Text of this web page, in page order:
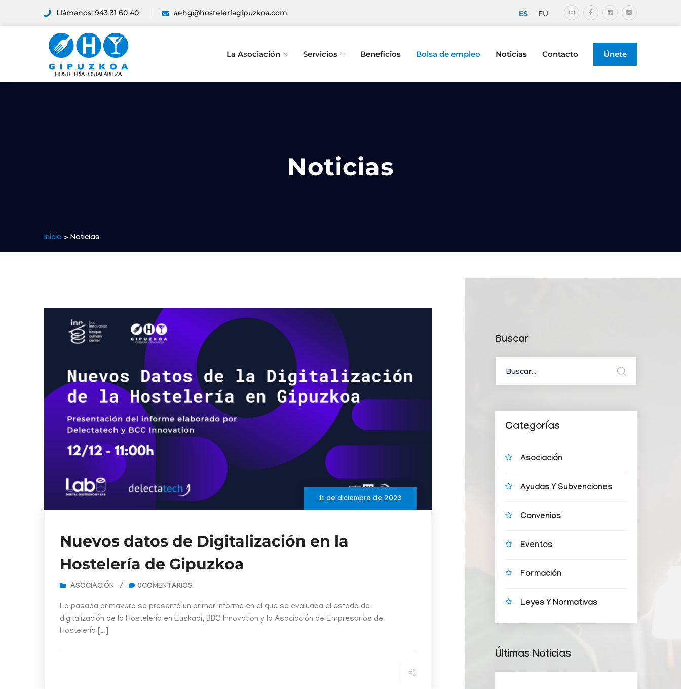
Llámanos: 943 31 60 40 aehg@hosteleriagipuzkoa.com ES EU
La Asociación Servicios Beneficios Bolsa de empleo Noticias Contacto Únete
Noticias
Inicio > Noticias
11 de diciembre de 2023
Nuevos datos de Digitalización en la
Hostelería de Gipuzkoa
ASOCIACIÓN / 0COMENTARIOS
La pasada primavera se presentó un primer informe en el que se evaluaba el estado de
digitalización de la Hostelería en Euskadi, BBC Innovation y la Asociación de Empresarios de
Hostelería […]
Buscar
Categorías
Asociación
Ayudas Y Subvenciones
Convenios
Eventos
Formación
Leyes Y Normativas
Últimas Noticias